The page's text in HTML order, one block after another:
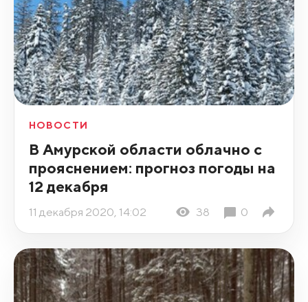
НОВОСТИ
В Амурской области облачно с
прояснением: прогноз погоды на
12 декабря
11 декабря 2020, 14:02 38 0